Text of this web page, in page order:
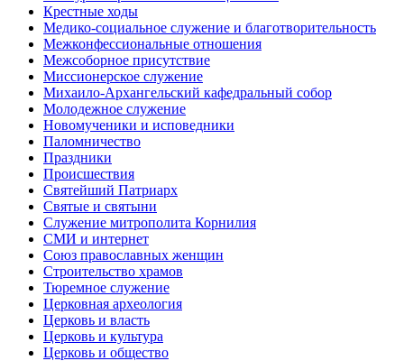
Крестные ходы
Медико-социальное служение и благотворительность
Межконфессиональные отношения
Межсоборное присутствие
Миссионерское служение
Михаило-Архангельский кафедральный собор
Молодежное служение
Новомученики и исповедники
Паломничество
Праздники
Происшествия
Святейший Патриарх
Святые и святыни
Служение митрополита Корнилия
СМИ и интернет
Союз православных женщин
Строительство храмов
Тюремное служение
Церковная археология
Церковь и власть
Церковь и культура
Церковь и общество